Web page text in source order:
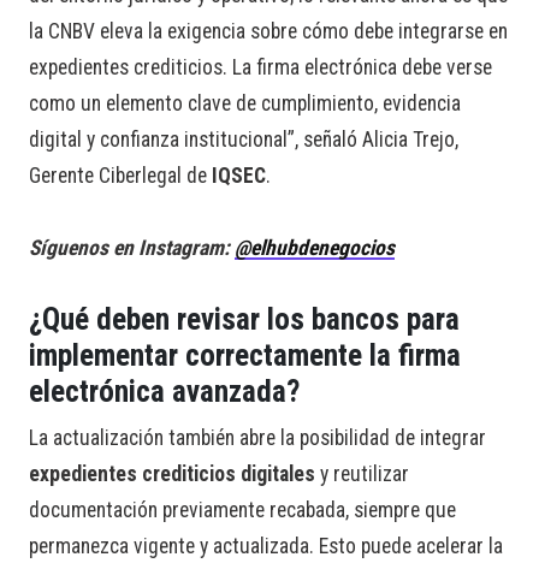
la CNBV eleva la exigencia sobre cómo debe integrarse en
expedientes crediticios. La firma electrónica debe verse
como un elemento clave de cumplimiento, evidencia
digital y confianza institucional”, señaló Alicia Trejo,
Gerente Ciberlegal de IQSEC.
Síguenos en Instagram: @elhubdenegocios
¿Qué deben revisar los bancos para
implementar correctamente la firma
electrónica avanzada?
La actualización también abre la posibilidad de integrar
expedientes crediticios digitales y reutilizar
documentación previamente recabada, siempre que
permanezca vigente y actualizada. Esto puede acelerar la